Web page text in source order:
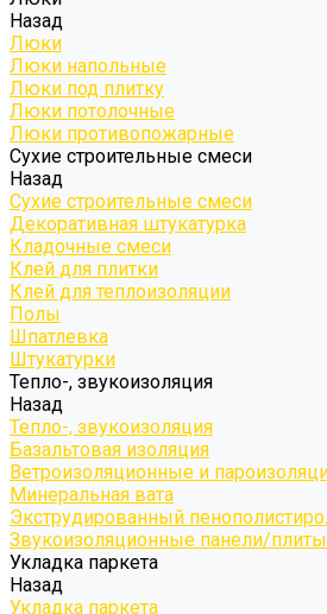
Назад
Люки
Люки напольные
Люки под плитку
Люки потолочные
Люки противопожарные
Сухие строительные смеси
Назад
Сухие строительные смеси
Декоративная штукатурка
Кладочные смеси
Клей для плитки
Клей для теплоизоляции
Полы
Шпатлевка
Штукатурки
Тепло-, звукоизоляция
Назад
Тепло-, звукоизоляция
Базальтовая изоляция
Ветроизоляционные и
Минеральная вата
Экструдированный
Звукоизоляционные панели/плиты
Укладка паркета
Назад
Укладка паркета